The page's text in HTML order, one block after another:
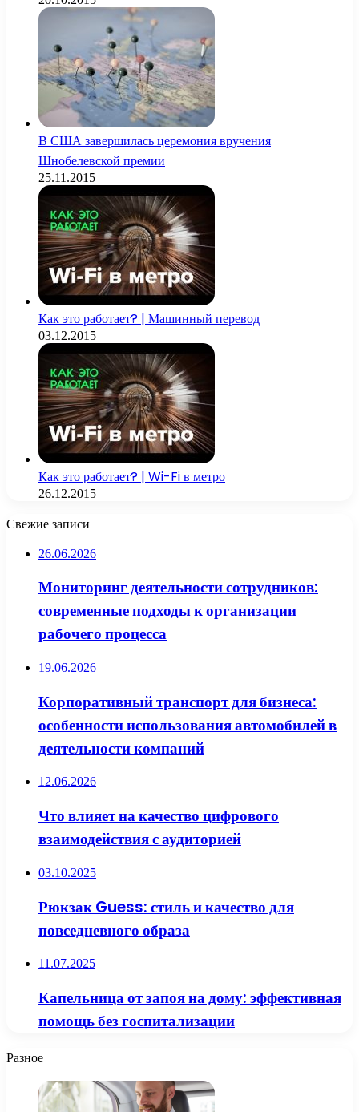
В США завершилась церемония вручения
Шнобелевской премии
25.11.2015
Как это работает? | Машинный перевод
03.12.2015
Как это работает? | Wi-Fi в метро
26.12.2015
Свежие записи
26.06.2026
Мониторинг деятельности сотрудников:
современные подходы к организации
рабочего процесса
19.06.2026
Корпоративный транспорт для бизнеса:
особенности использования автомобилей в
деятельности компаний
12.06.2026
Что влияет на качество цифрового
взаимодействия с аудиторией
03.10.2025
Рюкзак Guess: стиль и качество для
повседневного образа
11.07.2025
Капельница от запоя на дому: эффективная
помощь без госпитализации
Разное